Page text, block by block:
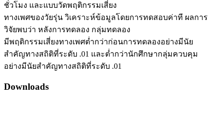
ชั่วโมง และแบบวัดพฤติกรรมเสี่ยง
ทางเพศของวัยรุ่น วิเคราะห์ข้อมูลโดยการทดสอบค่าที ผลการ
วิจัยพบว่า หลังการทดลอง กลุ่มทดลอง
มีพฤติกรรมเสี่ยงทางเพศต่ำกว่าก่อนการทดลองอย่างมีนัย
สำคัญทางสถิติที่ระดับ .01 และต่ำกว่านักศึกษากลุ่มควบคุม
อย่างมีนัยสำคัญทางสถิติที่ระดับ .01
Downloads